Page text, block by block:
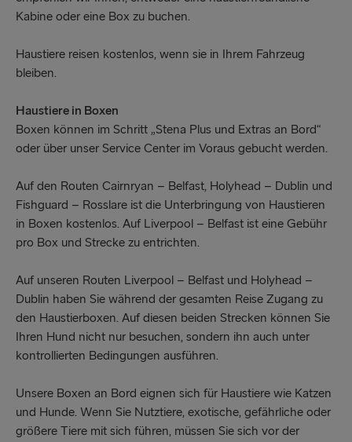
Kabine oder eine Box zu buchen.
Haustiere reisen kostenlos, wenn sie in Ihrem Fahrzeug
bleiben.
Haustiere in Boxen
Boxen können im Schritt „Stena Plus und Extras an Bord“
oder über unser Service Center im Voraus gebucht werden.
Auf den Routen Cairnryan – Belfast, Holyhead – Dublin und
Fishguard – Rosslare ist die Unterbringung von Haustieren
in Boxen kostenlos. Auf Liverpool – Belfast ist eine Gebühr
pro Box und Strecke zu entrichten.
Auf unseren Routen Liverpool – Belfast und Holyhead –
Dublin haben Sie während der gesamten Reise Zugang zu
den Haustierboxen. Auf diesen beiden Strecken können Sie
Ihren Hund nicht nur besuchen, sondern ihn auch unter
kontrollierten Bedingungen ausführen.
Unsere Boxen an Bord eignen sich für Haustiere wie Katzen
und Hunde. Wenn Sie Nutztiere, exotische, gefährliche oder
größere Tiere mit sich führen, müssen Sie sich vor der